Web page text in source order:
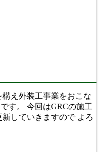
え外装工事業をおこな
す。 今回はGRCの施工
していきますので よろ